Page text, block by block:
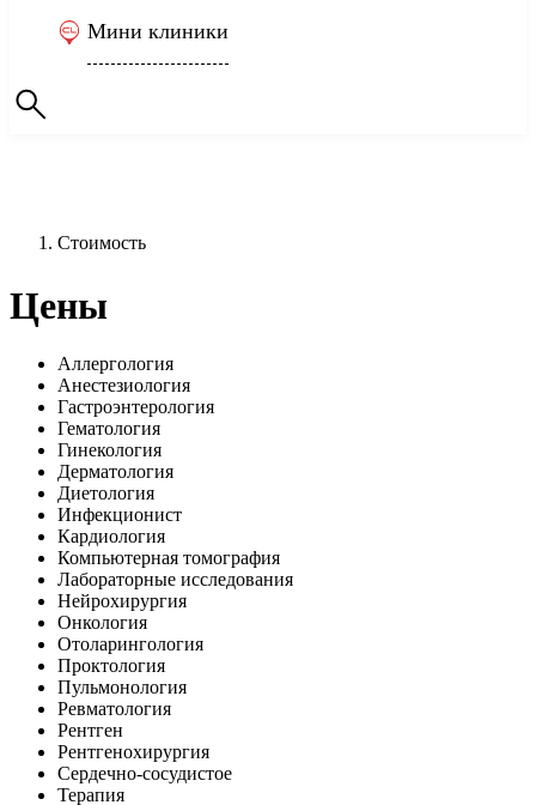
Мини клиники
Стоимость
Цены
Аллергология
Анестезиология
Гастроэнтерология
Гематология
Гинекология
Дерматология
Диетология
Инфекционист
Кардиология
Компьютерная томография
Лабораторные исследования
Нейрохирургия
Онкология
Отоларингология
Проктология
Пульмонология
Ревматология
Рентген
Рентгенохирургия
Сердечно-сосудистое
Терапия